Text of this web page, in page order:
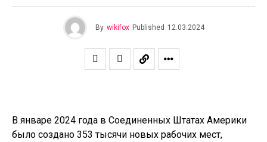
By wikifox Published 12.03.2024
В январе 2024 года в Соединенных Штатах Америки
было создано 353 тысячи новых рабочих мест,